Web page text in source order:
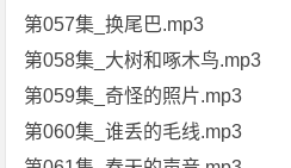
第057集_换尾巴.mp3
第058集_大树和啄木鸟.mp3
第059集_奇怪的照片.mp3
第060集_谁丢的毛线.mp3